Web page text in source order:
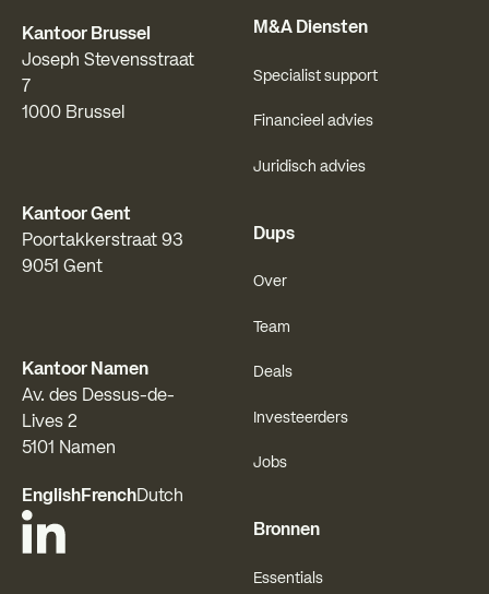
Kantoor Brussel
Joseph Stevensstraat
7
1000 Brussel
Kantoor Gent
Poortakkerstraat 93
9051 Gent
Kantoor Namen
Av. des Dessus-de-
Lives 2
5101 Namen
EnglishFrenchDutch
M&A Diensten
Specialist support
Financieel advies
Juridisch advies
Dups
Over
Team
Deals
Investeerders
Jobs
Bronnen
Essentials